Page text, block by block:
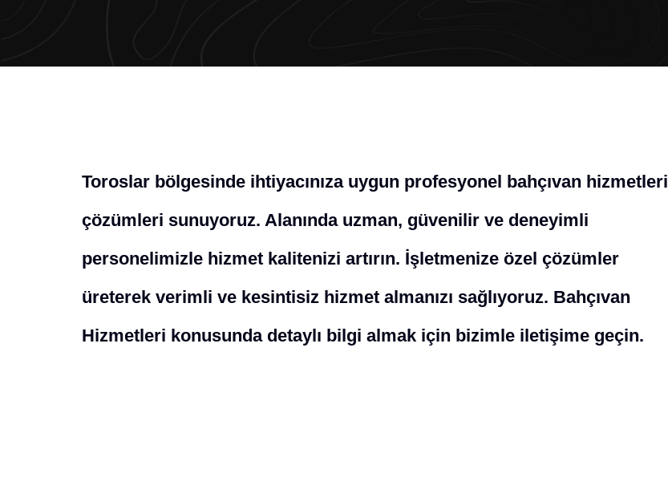
Toroslar bölgesinde ihtiyacınıza uygun profesyonel bahçıvan hizmetleri
çözümleri sunuyoruz. Alanında uzman, güvenilir ve deneyimli
personelimizle hizmet kalitenizi artırın. İşletmenize özel çözümler
üreterek verimli ve kesintisiz hizmet almanızı sağlıyoruz. Bahçıvan
Hizmetleri konusunda detaylı bilgi almak için bizimle iletişime geçin.